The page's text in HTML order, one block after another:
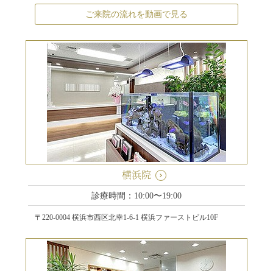
ご来院の流れを動画で見る
横浜院
診療時間：10:00〜19:00
〒220-0004 横浜市西区北幸1-6-1 横浜ファーストビル10F